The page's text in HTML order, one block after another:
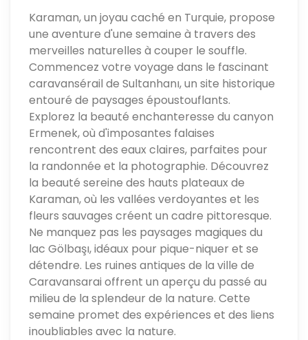
Karaman, un joyau caché en Turquie, propose
une aventure d'une semaine à travers des
merveilles naturelles à couper le souffle.
Commencez votre voyage dans le fascinant
caravansérail de Sultanhanı, un site historique
entouré de paysages époustouflants.
Explorez la beauté enchanteresse du canyon
Ermenek, où d'imposantes falaises
rencontrent des eaux claires, parfaites pour
la randonnée et la photographie. Découvrez
la beauté sereine des hauts plateaux de
Karaman, où les vallées verdoyantes et les
fleurs sauvages créent un cadre pittoresque.
Ne manquez pas les paysages magiques du
lac Gölbaşı, idéaux pour pique-niquer et se
détendre. Les ruines antiques de la ville de
Caravansarai offrent un aperçu du passé au
milieu de la splendeur de la nature. Cette
semaine promet des expériences et des liens
inoubliables avec la nature.